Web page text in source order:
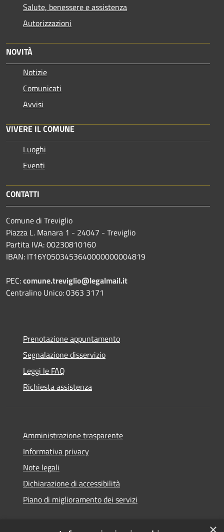
Salute, benessere e assistenza
Autorizzazioni
NOVITÀ
Notizie
Comunicati
Avvisi
VIVERE IL COMUNE
Luoghi
Eventi
CONTATTI
Comune di Treviglio
Piazza L. Manara 1 - 24047 - Treviglio
Partita IVA: 00230810160
IBAN: IT16Y0503453640000000004819
PEC:comune.treviglio@legalmail.it
Centralino Unico: 0363 3171
Prenotazione appuntamento
Segnalazione disservizio
Leggi le FAQ
Richiesta assistenza
Amministrazione trasparente
Informativa privacy
Note legali
Dichiarazione di accessibilità
Piano di miglioramento dei servizi